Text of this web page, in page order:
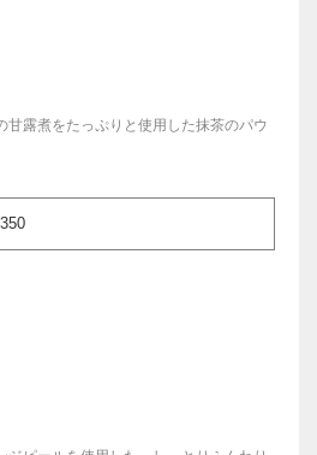
甘露煮をたっぷりと使用した抹茶のパウ